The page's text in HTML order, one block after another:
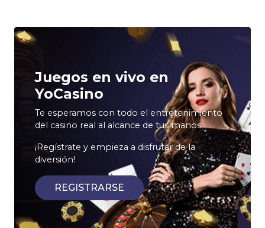
Juegos en vivo en
YoCasino
Te esperamos con todo el entretenimiento
del casino real al alcance de tus manos.
¡Regístrate y empieza a disfrutar de la
diversión!
REGISTRARSE